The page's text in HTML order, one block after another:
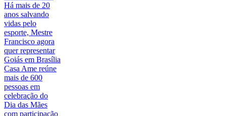
Há mais de 20
anos salvando
vidas pelo
esporte, Mestre
Francisco agora
quer representar
Goiás em Brasília
Casa Ame reúne
mais de 600
pessoas em
celebração do
Dia das Mães
com participação